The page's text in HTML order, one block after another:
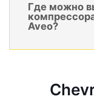
Где можно
Aveo?